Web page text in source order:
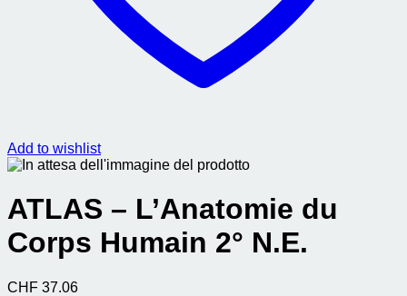
Add to wishlist
ATLAS – L’Anatomie du
Corps Humain 2° N.E.
CHF 37.06